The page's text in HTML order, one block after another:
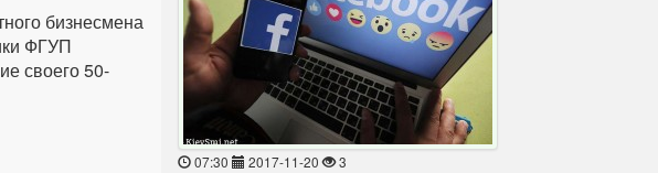
бизнесмена
ФГУП
своего 50-
07:30 2017-11-20 3